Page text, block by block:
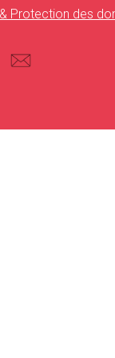
Protection des